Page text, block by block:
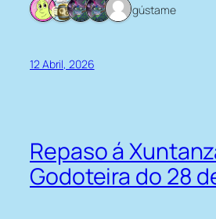
5 gústame
12 Abril, 2026
Repaso á
Godoteira do 28